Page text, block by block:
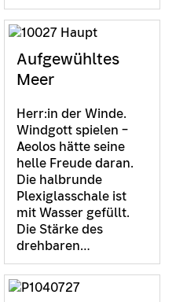
Aufgewühltes
Meer
Herr:in der Winde.
Windgott spielen –
Aeolos hätte seine
helle Freude daran.
Die halbrunde
Plexiglasschale ist
mit Wasser gefüllt.
Die Stärke des
drehbaren…